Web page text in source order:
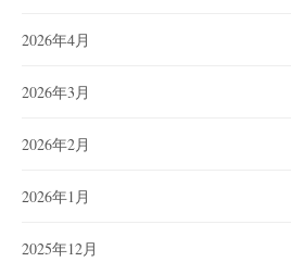
2026年4月
2026年3月
2026年2月
2026年1月
2025年12月